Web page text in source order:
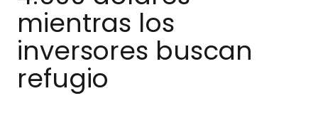
mientras los
inversores buscan
refugio